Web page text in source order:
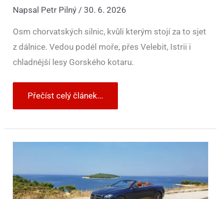
Napsal Petr Pilný /30. 6. 2026
Osm chorvatských silnic, kvůli kterým stojí za to sjet
z dálnice. Vedou podél moře, přes Velebit, Istrii i
chladnější lesy Gorského kotaru.
Přečíst celý článek...
Dovolená
začít
průšvihem.
Řidiči